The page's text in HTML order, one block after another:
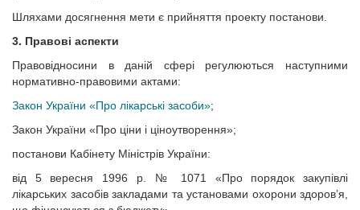
Шляхами досягнення мети є прийняття проекту постанови.
3. Правові аспекти
Правовідносини в даній сфері регулюються наступними
нормативно-правовими актами:
Закон України «Про лікарські засоби»;
Закон України «Про ціни і ціноутворення»;
постанови Кабінету Міністрів України:
від 5 вересня 1996 р. № 1071 «Про порядок закупівлі
лікарських засобів закладами та установами охорони здоров’я,